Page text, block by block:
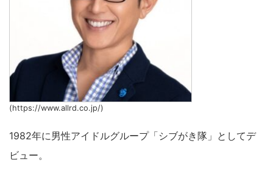
(https://www.allrd.co.jp/)
1982年に男性アイドルグループ「シブがき隊」としてデ
ビュー。